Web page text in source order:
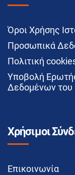
Όροι Χρήσης
Προσωπικά
Πολιτική
Υποβολή
Δεδομένων του
Χρήσιμοι
Επικοινωνία